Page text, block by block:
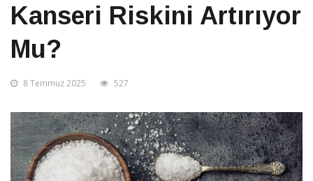
Kanseri Riskini Artırıyor
Mu?
8 Temmuz 2025 527